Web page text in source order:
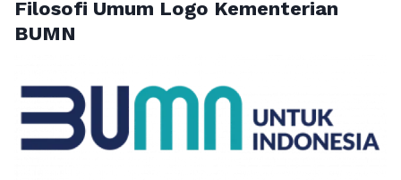
Filosofi Umum Logo Kementerian
BUMN